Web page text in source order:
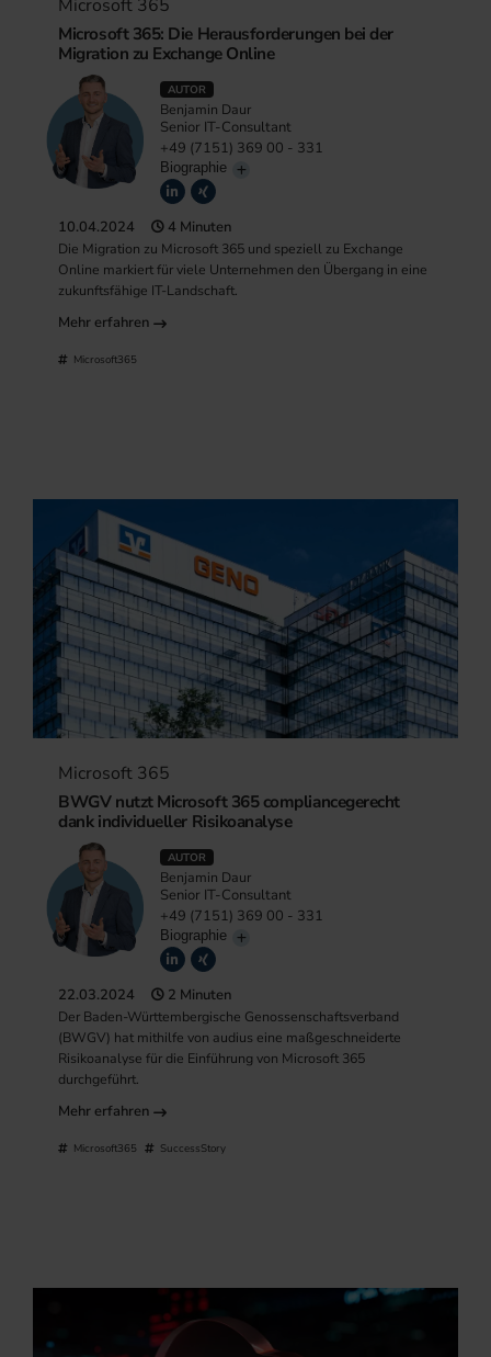
Microsoft 365
Microsoft 365: Die Herausforderungen bei der
Migration zu Exchange Online
AUTOR
Benjamin Daur
Senior IT-Consultant
+49 (7151) 369 00 - 331
Biographie
10.04.2024 4 Minuten
Die Migration zu Microsoft 365 und speziell zu Exchange
Online markiert für viele Unternehmen den Übergang in eine
zukunftsfähige IT-Landschaft.
Mehr erfahren
Microsoft365
Microsoft 365
BWGV nutzt Microsoft 365 compliancegerecht
dank individueller Risikoanalyse
AUTOR
Benjamin Daur
Senior IT-Consultant
+49 (7151) 369 00 - 331
Biographie
22.03.2024 2 Minuten
Der Baden-Württembergische Genossenschaftsverband
(BWGV) hat mithilfe von audius eine maßgeschneiderte
Risikoanalyse für die Einführung von Microsoft 365
durchgeführt.
Mehr erfahren
Microsoft365 SuccessStory